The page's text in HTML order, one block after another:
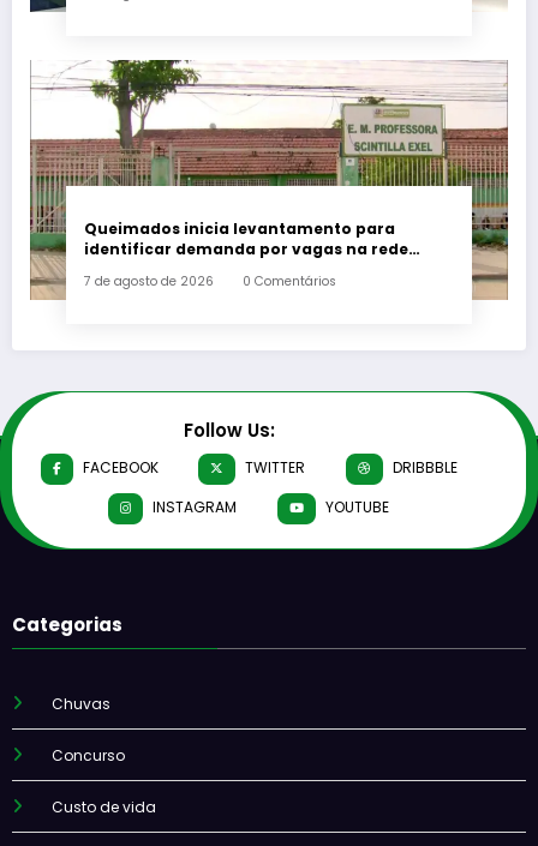
Queimados inicia levantamento para
identificar demanda por vagas na rede
7 de agosto de 2026 0 Comentários
Follow Us:
FACEBOOK TWITTER
DRIBBBLE
INSTAGRAM
YOUTUBE
Categorias
Chuvas
Concurso
Custo de vida